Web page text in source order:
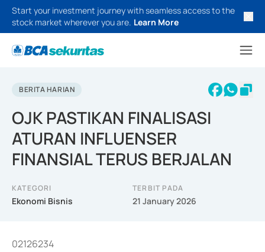
Start your investment journey with seamless access to the
stock market wherever you are. Learn More
BERITA HARIAN
OJK PASTIKAN FINALISASI
ATURAN INFLUENSER
FINANSIAL TERUS BERJALAN
KATEGORI
Ekonomi Bisnis
TERBIT PADA
21 January 2026
02126234